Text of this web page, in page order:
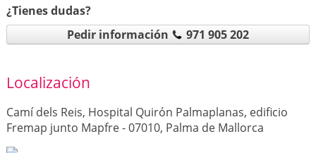
¿Tienes dudas?
Pedir información
971 905 202
Localización
Camí dels Reis, Hospital Quirón Palmaplanas, edificio
Fremap junto Mapfre - 07010, Palma de Mallorca